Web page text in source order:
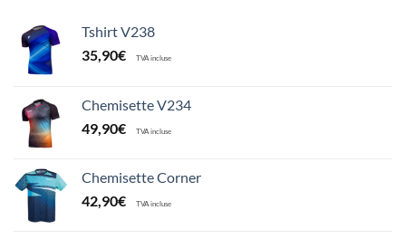
Tshirt V238
35,90€ TVA incluse
Chemisette V234
49,90€ TVA incluse
Chemisette Corner
42,90€ TVA incluse